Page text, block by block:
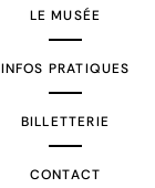
LE MUSÉE
INFOS PRATIQUES
BILLETTERIE
CONTACT